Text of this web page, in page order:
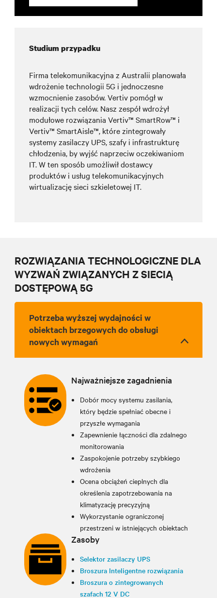
Studium przypadku
Firma telekomunikacyjna z Australii planowała
wdrożenie technologii 5G i jednoczesne
wzmocnienie zasobów. Vertiv pomógł w
realizacji tych celów. Nasz zespół wdrożył
modułowe rozwiązania Vertiv™ SmartRow™ i
Vertiv™ SmartAisle™, które zintegrowały
systemy zasilaczy UPS, szafy i infrastrukturę
chłodzenia, by wyjść naprzeciw oczekiwaniom
IT. W ten sposób umożliwił dostawcy
produktów i usług telekomunikacyjnych
wirtualizację sieci szkieletowej IT.
ROZWIĄZANIA TECHNOLOGICZNE DLA
WYZWAŃ ZWIĄZANYCH Z SIECIĄ
DOSTĘPOWĄ 5G
Potrzeba wyższej wydajności w
obiektach brzegowych do obsługi
nowych wymagań
Najważniejsze zagadnienia
Dobór mocy systemu zasilania,
który będzie spełniać obecne i
przyszłe wymagania
Zapewnienie łączności dla zdalnego
monitorowania
Zaspokojenie potrzeby szybkiego
wdrożenia
Ocena obciążeń cieplnych dla
określenia zapotrzebowania na
klimatyzację precyzyjną
Wykorzystanie ograniczonej
przestrzeni w istniejących obiektach
Zasoby
Selektor zasilaczy UPS
Broszura Inteligentne rozwiązania
Broszura o zintegrowanych
szafach 12 V DC